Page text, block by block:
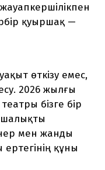
қуыршақ —
өткізу емес,
2026 жылғы
бізге бір
мен жанды
ертегінің құны